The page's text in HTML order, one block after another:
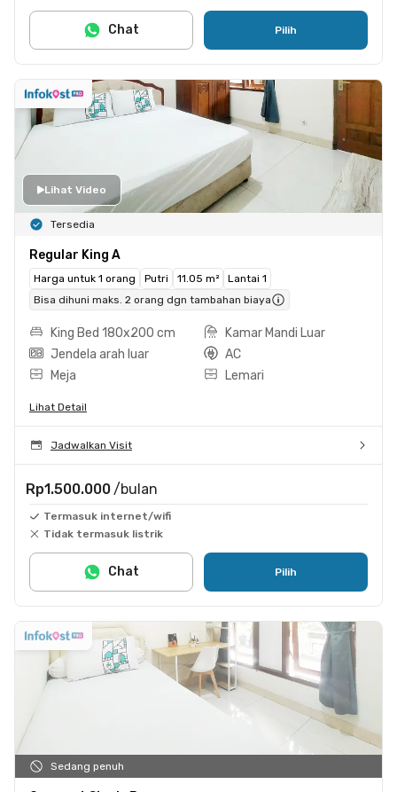
Pilih
Chat
Lihat Video
Tersedia
Regular King A
Harga untuk 1 orang Putri 11.05 m²
Lantai 1
Bisa dihuni maks. 2 orang dgn tambahan biaya
King Bed 180x200 cm
Kamar Mandi Luar
Jendela arah luar
AC
Meja
Lemari
Lihat Detail
Jadwalkan Visit
Rp1.500.000 /bulan
Termasuk internet/wifi
Tidak termasuk listrik
Pilih
Chat
Sedang penuh